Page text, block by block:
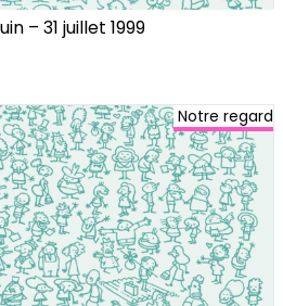
– 31 juillet 1999
Notre regard